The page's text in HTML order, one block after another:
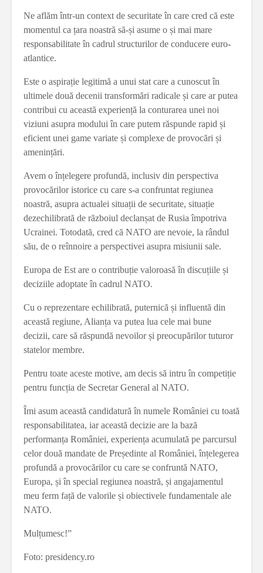
Ne aflăm într-un context de securitate în care cred că este
momentul ca țara noastră să-și asume o și mai mare
responsabilitate în cadrul structurilor de conducere euro-
atlantice.
Este o aspirație legitimă a unui stat care a cunoscut în
ultimele două decenii transformări radicale și care ar putea
contribui cu această experiență la conturarea unei noi
viziuni asupra modului în care putem răspunde rapid și
eficient unei game variate și complexe de provocări și
amenințări.
Avem o înțelegere profundă, inclusiv din perspectiva
provocărilor istorice cu care s-a confruntat regiunea
noastră, asupra actualei situații de securitate, situație
dezechilibrată de războiul declanșat de Rusia împotriva
Ucrainei. Totodată, cred că NATO are nevoie, la rândul
său, de o reînnoire a perspectivei asupra misiunii sale.
Europa de Est are o contribuție valoroasă în discuțiile și
deciziile adoptate în cadrul NATO.
Cu o reprezentare echilibrată, puternică și influentă din
această regiune, Alianța va putea lua cele mai bune
decizii, care să răspundă nevoilor și preocupărilor tuturor
statelor membre.
Pentru toate aceste motive, am decis să intru în competiție
pentru funcția de Secretar General al NATO.
Îmi asum această candidatură în numele României cu toată
responsabilitatea, iar această decizie are la bază
performanța României, experiența acumulată pe parcursul
celor două mandate de Președinte al României, înțelegerea
profundă a provocărilor cu care se confruntă NATO,
Europa, și în special regiunea noastră, și angajamentul
meu ferm față de valorile și obiectivele fundamentale ale
NATO.
Mulțumesc!”
Foto: presidency.ro